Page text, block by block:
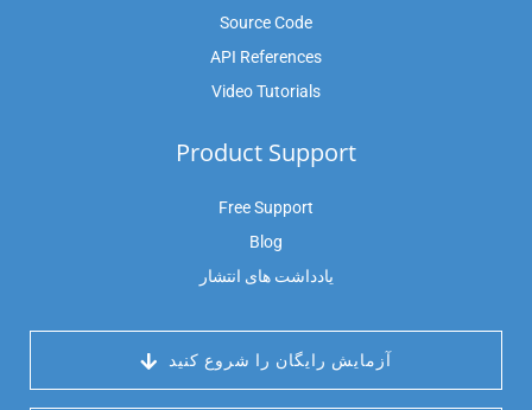
Source Code
API References
Video Tutorials
Product Support
Free Support
Blog
یادداشت های انتشار
آزمایش رایگان را شروع کنید